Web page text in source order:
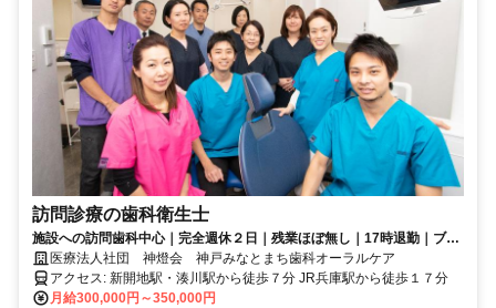
訪問診療の歯科衛生士
施設への訪問歯科中心｜完全週休２日｜残業ほぼ無し｜17時退勤｜ブラ
ンク歓迎｜一緒に地域の患者様を支える歯科衛生士を募集しています
医療法人社団 神燈会 神戸みなとまち歯科オーラルケア
アクセス: 新開地駅・湊川駅から徒歩７分 JR兵庫駅から徒歩１７分
月給300,000円～350,000円